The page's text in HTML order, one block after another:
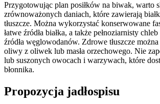
Przygotowując plan posiłków na biwak, warto
zrównoważonych daniach, które zawierają
tłuszcze. Można wykorzystać konserwowane
łatwe źródła białka, a także pełnoziarnisty
źródła węglowodanów. Zdrowe tłuszcze
oliwy z oliwek lub masła orzechowego. Nie
lub suszonych owocach i warzywach, które
błonnika.
Propozycja jadłospisu